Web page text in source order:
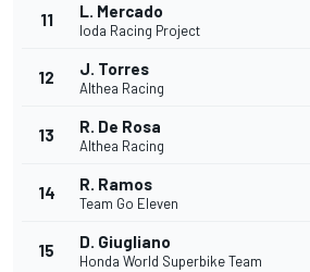
11 L. Mercado
Ioda Racing Project
12 J. Torres
Althea Racing
13 R. De Rosa
Althea Racing
14 R. Ramos
Team Go Eleven
15 D. Giugliano
Honda World Superbike Team